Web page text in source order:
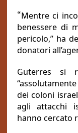
“Mentre ci
benessere di
pericolo,” ha
donatori
Guterres si
dei coloni
agli attacchi
hanno cercato